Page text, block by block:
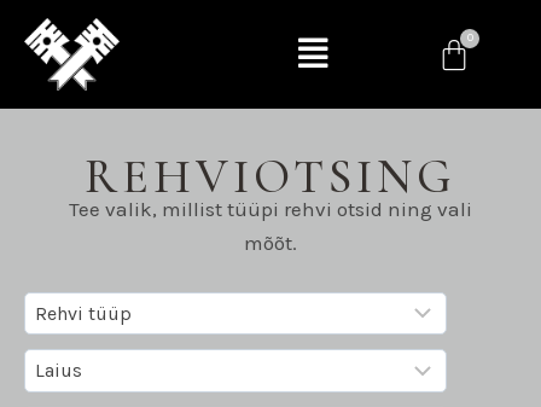
REHVIOTSING
Tee valik, millist tüüpi rehvi otsid ning vali
mõõt.